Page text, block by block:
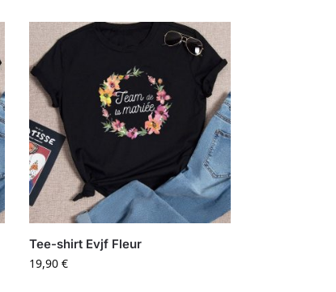
Tee-shirt Evjf Fleur
19,90€